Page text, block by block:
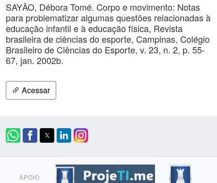
SAYÃO, Débora Tomé. Corpo e movimento: Notas
para problematizar algumas questões relacionadas à
educação infantil e à educação física, Revista
brasileira de ciências do esporte, Campinas, Colégio
Brasileiro de Ciências do Esporte, v. 23, n. 2, p. 55-
67, jan. 2002b.
Acessar
APOIO